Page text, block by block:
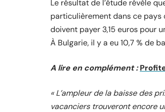
Le résultat de l’étude révèle
particulièrement dans ce pays
doivent payer 3,15 euros pour
À Bulgarie, il y a eu 10,7 % de
A lire en complément :
« L’ampleur de la baisse des
vacanciers trouveront encore